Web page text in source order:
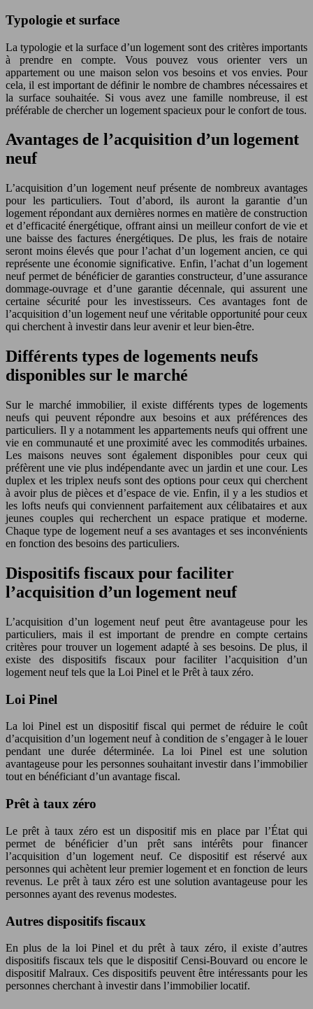
Typologie et surface
La typologie et la surface d’un logement sont des critères importants
à prendre en compte. Vous pouvez vous orienter vers un
appartement ou une maison selon vos besoins et vos envies. Pour
cela, il est important de définir le nombre de chambres nécessaires et
la surface souhaitée. Si vous avez une famille nombreuse, il est
préférable de chercher un logement spacieux pour le confort de tous.
Avantages de l’acquisition d’un logement
neuf
L’acquisition d’un logement neuf présente de nombreux avantages
pour les particuliers. Tout d’abord, ils auront la garantie d’un
logement répondant aux dernières normes en matière de construction
et d’efficacité énergétique, offrant ainsi un meilleur confort de vie et
une baisse des factures énergétiques. De plus, les frais de notaire
seront moins élevés que pour l’achat d’un logement ancien, ce qui
représente une économie significative. Enfin, l’achat d’un logement
neuf permet de bénéficier de garanties constructeur, d’une assurance
dommage-ouvrage et d’une garantie décennale, qui assurent une
certaine sécurité pour les investisseurs. Ces avantages font de
l’acquisition d’un logement neuf une véritable opportunité pour ceux
qui cherchent à investir dans leur avenir et leur bien-être.
Différents types de logements neufs
disponibles sur le marché
Sur le marché immobilier, il existe différents types de logements
neufs qui peuvent répondre aux besoins et aux préférences des
particuliers. Il y a notamment les appartements neufs qui offrent une
vie en communauté et une proximité avec les commodités urbaines.
Les maisons neuves sont également disponibles pour ceux qui
préfèrent une vie plus indépendante avec un jardin et une cour. Les
duplex et les triplex neufs sont des options pour ceux qui cherchent
à avoir plus de pièces et d’espace de vie. Enfin, il y a les studios et
les lofts neufs qui conviennent parfaitement aux célibataires et aux
jeunes couples qui recherchent un espace pratique et moderne.
Chaque type de logement neuf a ses avantages et ses inconvénients
en fonction des besoins des particuliers.
Dispositifs fiscaux pour faciliter
l’acquisition d’un logement neuf
L’acquisition d’un logement neuf peut être avantageuse pour les
particuliers, mais il est important de prendre en compte certains
critères pour trouver un logement adapté à ses besoins. De plus, il
existe des dispositifs fiscaux pour faciliter l’acquisition d’un
logement neuf tels que la Loi Pinel et le Prêt à taux zéro.
Loi Pinel
La loi Pinel est un dispositif fiscal qui permet de réduire le coût
d’acquisition d’un logement neuf à condition de s’engager à le louer
pendant une durée déterminée. La loi Pinel est une solution
avantageuse pour les personnes souhaitant investir dans l’immobilier
tout en bénéficiant d’un avantage fiscal.
Prêt à taux zéro
Le prêt à taux zéro est un dispositif mis en place par l’État qui
permet de bénéficier d’un prêt sans intérêts pour financer
l’acquisition d’un logement neuf. Ce dispositif est réservé aux
personnes qui achètent leur premier logement et en fonction de leurs
revenus. Le prêt à taux zéro est une solution avantageuse pour les
personnes ayant des revenus modestes.
Autres dispositifs fiscaux
En plus de la loi Pinel et du prêt à taux zéro, il existe d’autres
dispositifs fiscaux tels que le dispositif Censi-Bouvard ou encore le
dispositif Malraux. Ces dispositifs peuvent être intéressants pour les
personnes cherchant à investir dans l’immobilier locatif.